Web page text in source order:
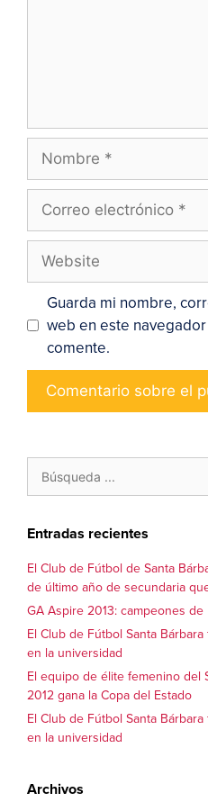
Guarda mi nombre,
web en este
comente.
Entradas recientes
El Club de Fútbol de Santa
de último año de secundaria
GA Aspire 2013: campeones
El Club de Fútbol Santa
en la universidad
El equipo de élite femenino del
2012 gana la Copa del Estado
El Club de Fútbol Santa
en la universidad
Archivos